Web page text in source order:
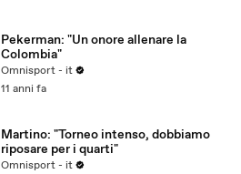
Pekerman: "Un onore allenare la
Colombia"
Omnisport - it
11 anni fa
Martino: "Torneo intenso, dobbiamo
riposare per i quarti"
Omnisport - it